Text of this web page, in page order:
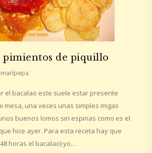
pimientos de piquillo
maripepa
el bacalao este suele estar presente
mesa, una veces unas simples migas
buenos lomos sin espinas como es el
hice ayer. Para esta receta hay que
horas el bacalao) yo…